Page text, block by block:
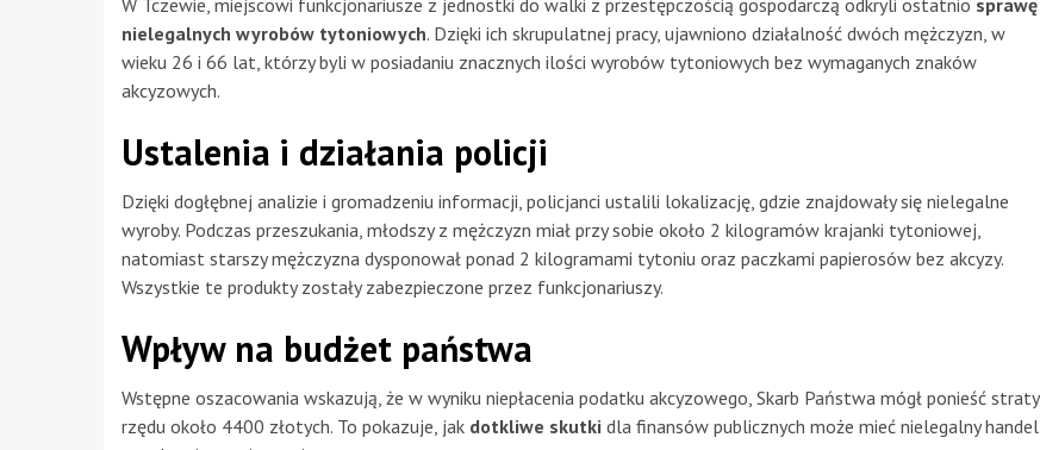
nielegalnych wyrobów tytoniowych. Dzięki ich skrupulatnej pracy, ujawniono działalność dwóch mężczyzn, w
wieku 26 i 66 lat, którzy byli w posiadaniu znacznych ilości wyrobów tytoniowych bez wymaganych znaków
akcyzowych.
Ustalenia i działania policji
Dzięki dogłębnej analizie i gromadzeniu informacji, policjanci ustalili lokalizację, gdzie znajdowały się nielegalne
wyroby. Podczas przeszukania, młodszy z mężczyzn miał przy sobie około 2 kilogramów krajanki tytoniowej,
natomiast starszy mężczyzna dysponował ponad 2 kilogramami tytoniu oraz paczkami papierosów bez akcyzy.
Wszystkie te produkty zostały zabezpieczone przez funkcjonariuszy.
Wpływ na budżet państwa
Wstępne oszacowania wskazują, że w wyniku niepłacenia podatku akcyzowego, Skarb Państwa mógł ponieść straty
rzędu około 4400 złotych. To pokazuje, jak dotkliwe skutki dla finansów publicznych może mieć nielegalny handel